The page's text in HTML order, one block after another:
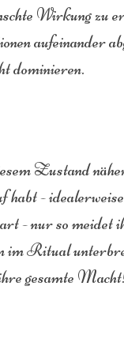
Wirkung zu
aufeinander
dominieren.
Zustand
habt -
- nur so
im Ritual
gesamte